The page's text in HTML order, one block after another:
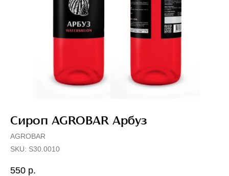
Сироп AGROBAR Арбуз
AGROBAR
SKU: S30.0010
550 р.